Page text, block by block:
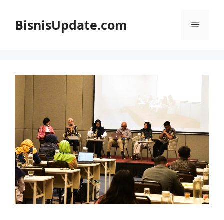
BisnisUpdate.com Menu